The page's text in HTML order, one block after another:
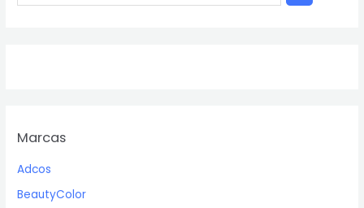
Marcas
Adcos
BeautyColor